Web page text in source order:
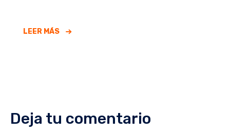
LEER MÁS
Deja tu comentario